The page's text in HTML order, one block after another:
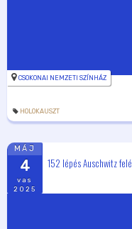
CSOKONAI NEMZETI SZÍNHÁZ
HOLOKAUSZT
MÁJ
4
vas
2025
152 lépés Auschwitz felé